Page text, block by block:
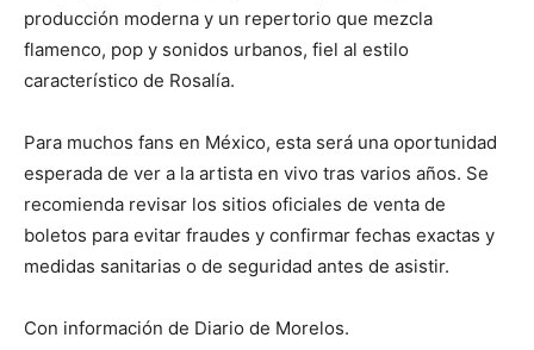
producción moderna y un repertorio que mezcla
flamenco, pop y sonidos urbanos, fiel al estilo
característico de Rosalía.
Para muchos fans en México, esta será una oportunidad
esperada de ver a la artista en vivo tras varios años. Se
recomienda revisar los sitios oficiales de venta de
boletos para evitar fraudes y confirmar fechas exactas y
medidas sanitarias o de seguridad antes de asistir.
Con información de Diario de Morelos.